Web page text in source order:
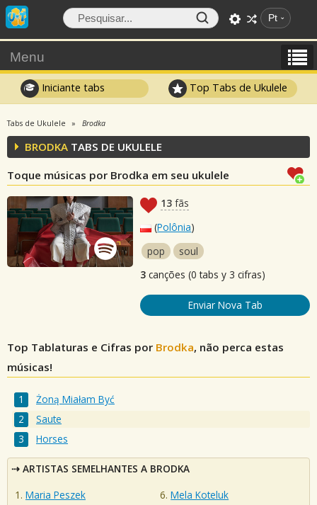
Pt
Menu
Iniciante tabs Top Tabs de Ukulele
Tabs de Ukulele Brodka
BRODKA TABS DE UKULELE
Toque músicas por Brodka em seu ukulele
13 fãs
(Polônia)
pop
soul
3 canções (0 tabs y 3 cifras)
Enviar Nova Tab
Top Tablaturas e Cifras por Brodka, não perca estas
músicas!
Żoną Miałam Być
Saute
Horses
ARTISTAS SEMELHANTES A BRODKA
Maria Peszek
Mela Koteluk